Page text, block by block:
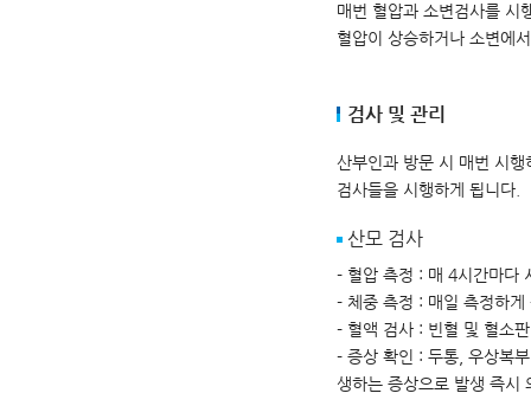
매번 혈압과 소변검사를 시
혈압이 상승하거나 소변에
검사 및 관리
산부인과 방문 시 매번 시
검사들을 시행하게 됩니다.
산모 검사
- 혈압 측정 : 매 4시간마다
- 체중 측정 : 매일 측정하
- 혈액 검사 : 빈혈 및 혈소
- 증상 확인 : 두통, 우상복
생하는 증상으로 발생 즉시